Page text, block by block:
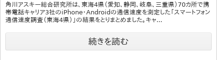
角川アスキー総合研究所は、東海4県（愛知、静岡、岐阜、三重県）70カ所で携
帯電話キャリア3社のiPhone・Androidの通信速度を測定した「スマートフォン
通信速度調査（東海4県）」の結果をとりまとめました。キャ...
続きを読む